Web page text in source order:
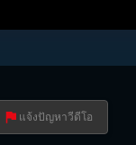
แจ้งปัญหาวีดีโอ